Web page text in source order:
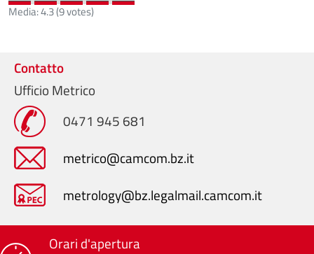
Media:4.3(9votes)
Contatto
Ufficio Metrico
0471 945 681
metrico@camcom.bz.it
metrology@bz.legalmail.camcom.it
Orari d'apertura